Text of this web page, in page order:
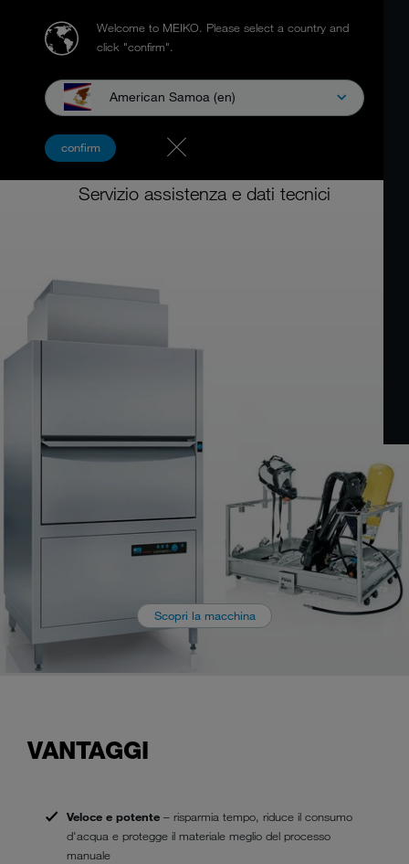
Welcome to MEIKO. Please select a country and
click "confirm".
American Samoa (en)
confirm
Macchina di lavaggio dei DPI
MEIKO TopClean D
Servizio assistenza e dati tecnici
Scopri la macchina
VANTAGGI
Veloce e potente– risparmia tempo, riduce il consumo
d'acqua e protegge il materiale meglio del processo
manuale